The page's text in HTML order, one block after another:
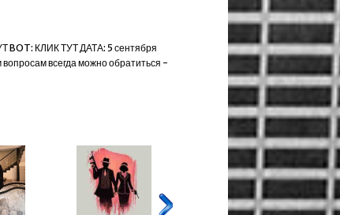
КЛИК ТУТ ДАТА: 5 сентября
всегда можно обратиться -
Казах